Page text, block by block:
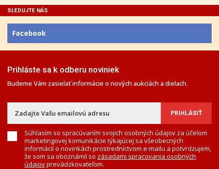
SLEDUJTE NÁS
Facebook
Prihláste sa k odberu noviniek
Budeme Vám zasielať informácie o nových aukciách a dielach.
Súhlasím so spracúvaním svojich osobných údajov za účelom
marketingovej komunikácie týkajúcej sa všeobecných
informácií o novinkách prostredníctvom e-mailu a potvrdzujem,
že som sa oboznámil so zásadami spracovania osobných
údajovprevádzkovateľom.